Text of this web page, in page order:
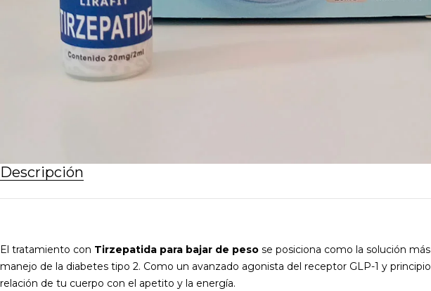
Descripción
El tratamiento con Tirzepatida para bajar de peso se posiciona como la solución
manejo de la diabetes tipo 2. Como un avanzado agonista del receptor GLP-1 y
relación de tu cuerpo con el apetito y la energía.